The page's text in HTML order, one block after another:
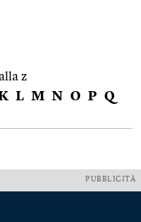
z
L M N O P Q
PUBBLICITÀ